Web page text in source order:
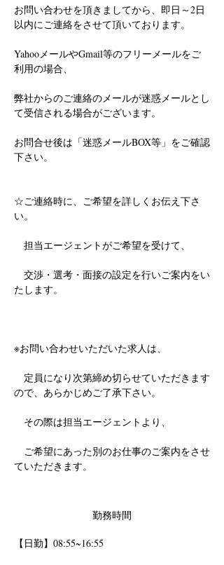
お問い合わせを頂きましてから、即日～2日
以内にご連絡をさせて頂いております。
YahooメールやGmail等のフリーメールをご
利用の場合、
弊社からのご連絡のメールが迷惑メールとし
て受信される場合がございます。
お問合せ後は「迷惑メールBOX等」をご確認
下さい。
☆ご連絡時に、ご希望を詳しくお伝え下さ
い。
担当エージェントがご希望を受けて、
交渉・選考・面接の設定を行いご案内をい
たします。
※お問い合わせいただいた求人は、
定員になり次第締め切らせていただきます
ので、あらかじめご了承下さい。
その際は担当エージェントより、
ご希望にあった別のお仕事のご案内をさせ
ていただきます。
勤務時間
【日勤】08:55~16:55